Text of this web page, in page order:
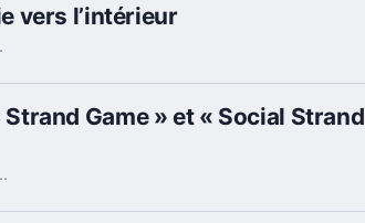
vers l’intérieur
se plie-t-il vers l'intérieur ?
Game » et « Social Strand
sociale de Death Stranding.